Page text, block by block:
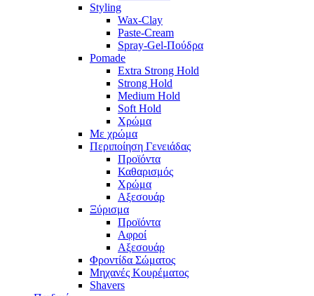
Styling
Wax-Clay
Paste-Cream
Spray-Gel-Πούδρα
Pomade
Extra Strong Hold
Strong Hold
Medium Hold
Soft Hold
Χρώμα
Με χρώμα
Περιποίηση Γενειάδας
Προϊόντα
Καθαρισμός
Χρώμα
Αξεσουάρ
Ξύρισμα
Προϊόντα
Αφροί
Αξεσουάρ
Φροντίδα Σώματος
Μηχανές Κουρέματος
Shavers